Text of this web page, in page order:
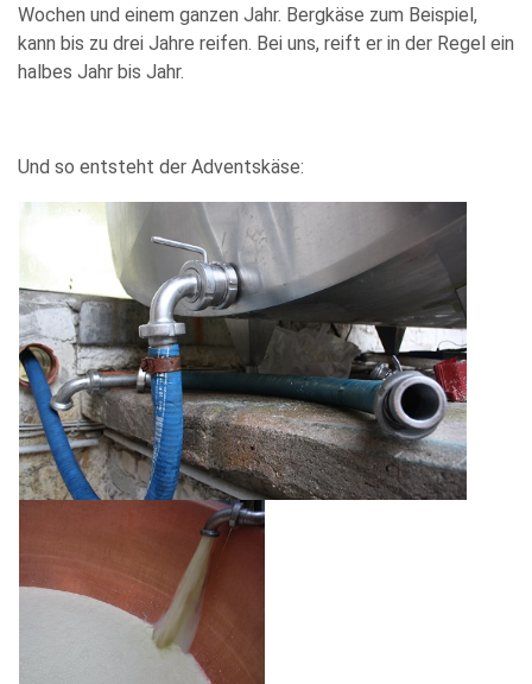
Wochen und einem ganzen Jahr. Bergkäse zum Beispiel,
kann bis zu drei Jahre reifen. Bei uns, reift er in der Regel ein
halbes Jahr bis Jahr.
Und so entsteht der Adventskäse: